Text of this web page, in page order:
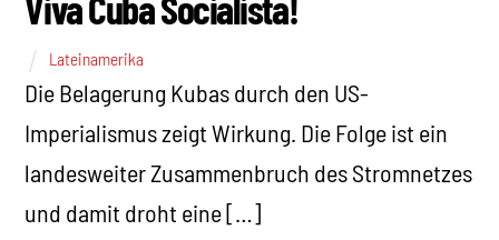
Lateinamerika
Die Belagerung Kubas durch den US-
Imperialismus zeigt Wirkung. Die Folge ist ein
landesweiter Zusammenbruch des Stromnetzes
und damit droht eine […]